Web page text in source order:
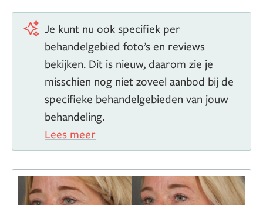
Je kunt nu ook specifiek per
behandelgebied foto’s en reviews
bekijken. Dit is nieuw, daarom zie je
misschien nog niet zoveel aanbod bij de
specifieke behandelgebieden van jouw
behandeling.
Lees meer